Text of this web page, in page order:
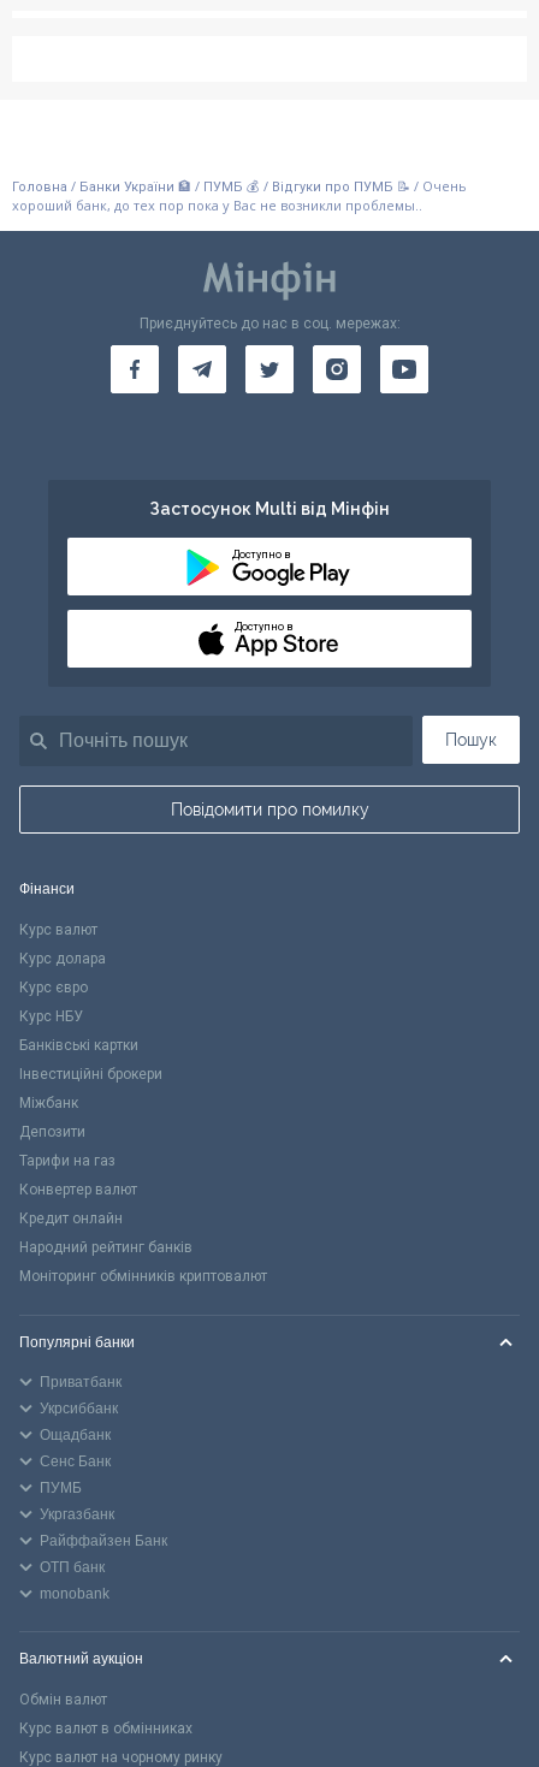
Головна / Банки України 🏦 / ПУМБ 💰 / Відгуки про ПУМБ 📝 / Очень
хороший банк, до тех пор пока у Вас не возникли проблемы..
Пошук
Повідомити про помилку
Приєднуйтесь до нас в соц. мережах:
Застосунок Multi від Мінфін
Доступно в
Доступно в
Фінанси
Курс валют
Курс долара
Курс євро
Курс НБУ
Банківські картки
Інвестиційні брокери
Міжбанк
Депозити
Тарифи на газ
Конвертер валют
Кредит онлайн
Народний рейтинг банків
Моніторинг обмінників криптовалют
Популярні банки
Приватбанк
Укрсиббанк
Ощадбанк
Сенс Банк
ПУМБ
Укргазбанк
Райффайзен Банк
ОТП банк
monobank
Валютний аукціон
Обмін валют
Курс валют в обмінниках
Курс валют на чорному ринку